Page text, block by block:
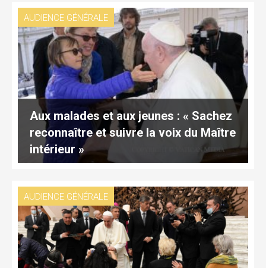
AUDIENCE GÉNÉRALE
Aux malades et aux jeunes : « Sachez
reconnaître et suivre la voix du Maître
intérieur »
AUDIENCE GÉNÉRALE